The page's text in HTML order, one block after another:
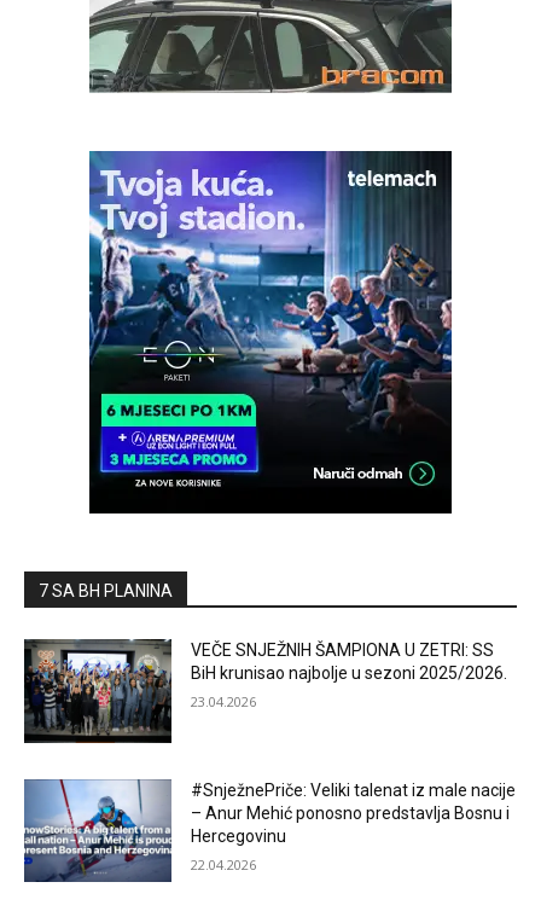
7 SA BH PLANINA
VEČE SNJEŽNIH ŠAMPIONA U ZETRI: SS
BiH krunisao najbolje u sezoni 2025/2026.
23.04.2026
#SnježnePriče: Veliki talenat iz male nacije
– Anur Mehić ponosno predstavlja Bosnu i
Hercegovinu
22.04.2026